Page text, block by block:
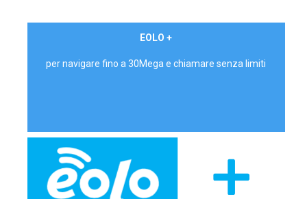
EOLO +
per navigare fino a 30Mega e chiamare senza limiti